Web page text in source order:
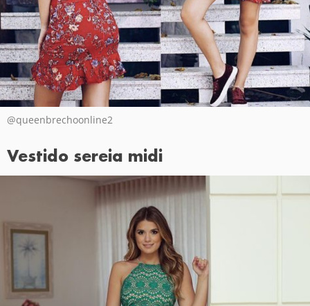
@queenbrechoonline2
Vestido sereia midi